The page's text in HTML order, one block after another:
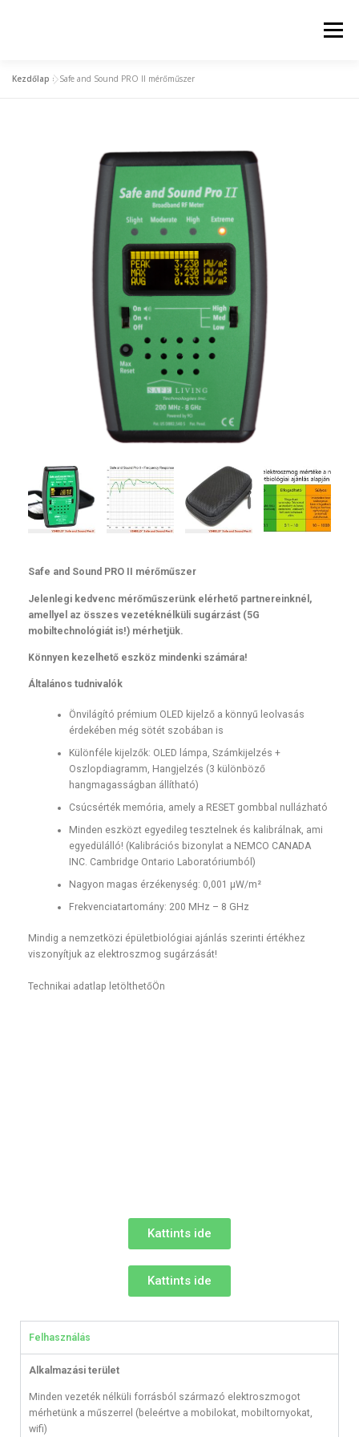
Menü
TERMÉKCSALÁD FÖLDELÉSI MEGOLDÁSOK
TERMÉK BESZERZÉSE, PARTNEREINK
PARTNERSÉG/KARRIER
Kezdőlap »Safe and Sound PRO II mérőműszer
Safe and Sound PRO II mérőműszer
Jelenlegi kedvenc mérőműszerünk elérhető partnereinknél,
amellyel az összes vezetéknélküli sugárzást (5G
mobiltechnológiát is!) mérhetjük.
Könnyen kezelhető eszköz mindenki számára!
Általános tudnivalók
Önvilágító prémium OLED kijelző a könnyű leolvasás
érdekében még sötét szobában is
Különféle kijelzők: OLED lámpa, Számkijelzés +
Oszlopdiagramm, Hangjelzés (3 különböző
hangmagasságban állítható)
Csúcsérték memória, amely a RESET gombbal nullázható
Minden eszközt egyedileg tesztelnek és kalibrálnak, ami
egyedülálló! (Kalibrációs bizonylat a NEMCO CANADA
INC. Cambridge Ontario Laboratóriumból)
Nagyon magas érzékenység: 0,001 µW/m²
Frekvenciatartomány: 200 MHz – 8 GHz
Mindig a nemzetközi épületbiológiai ajánlás szerinti értékhez
viszonyítjuk az elektroszmog sugárzását!
Technikai adatlap letölthetőÖn
Kattints ide
Kattints ide
Felhasználás
Alkalmazási terület
Minden vezeték nélküli forrásból származó elektroszmogot
mérhetünk a műszerrel (beleértve a mobilokat, mobiltornyokat,
wifi)